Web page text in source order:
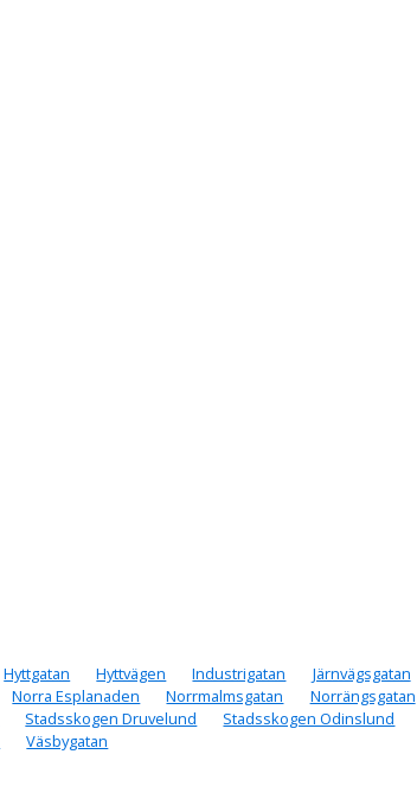
Hyttgatan Hyttvägen Industrigatan
Järnvägsgatan
Norra Esplanaden Norrmalmsgatan
Norrängsgatan
Stadsskogen Druvelund
Stadsskogen Odinslund
Väsbygatan